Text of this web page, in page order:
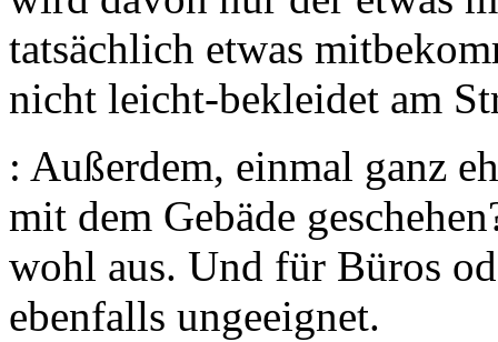
tatsächlich etwas
nicht leicht-bekleidet am
: Außerdem, einmal ganz
mit dem Gebäde
wohl aus. Und für Büros
ebenfalls ungeeignet.